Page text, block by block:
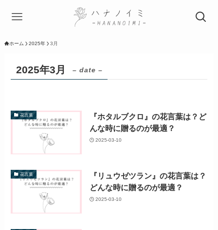
ホーム 2025年 3月
2025年3月 – date –
花言葉
『ホタルブクロ』の花言葉は？ど
んな時に贈るのが最適？
2025-03-10
花言葉
『リュウゼツラン』の花言葉は？
どんな時に贈るのが最適？
2025-03-10